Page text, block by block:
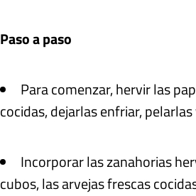
Paso a paso
Para comenzar, hervir las
cocidas, dejarlas enfriar,
Incorporar las zanahorias
cubos, las arvejas frescas